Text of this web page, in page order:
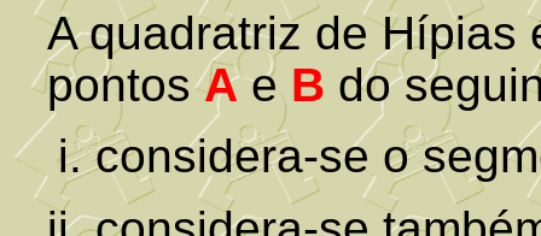
A quadratriz de Hípias
pontosAeB do
considera-se o